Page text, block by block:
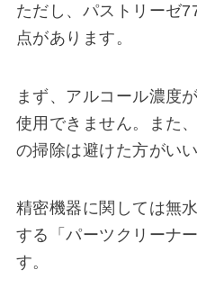
ただし、パストリーゼ
点があります。
まず、アルコール濃度
使用できません。また
の掃除は避けた方がい
精密機器に関しては無
する「パーツクリーナ
す。